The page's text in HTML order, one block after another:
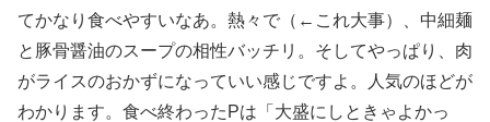
てかなり食べやすいなあ。熱々で（←これ大事）、中細麺
と豚骨醤油のスープの相性バッチリ。そしてやっぱり、肉
がライスのおかずになっていい感じですよ。人気のほどが
わかります。食べ終わったPは「大盛にしときゃよかっ